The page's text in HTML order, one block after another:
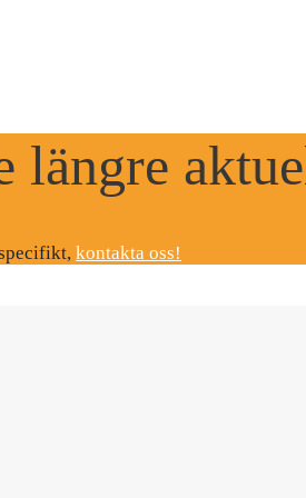
längre
kontakta oss!